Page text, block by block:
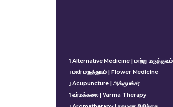
Alternative Medicine | மாற்று மருத்துவம்
மலர் மருத்துவம் | Flower Medicine
Acupuncture | அக்குபங்சர்
வர்மக்கலை | Varma Therapy